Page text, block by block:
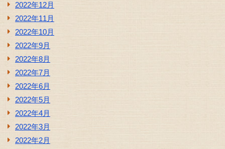
2022年12月
2022年11月
2022年10月
2022年9月
2022年8月
2022年7月
2022年6月
2022年5月
2022年4月
2022年3月
2022年2月